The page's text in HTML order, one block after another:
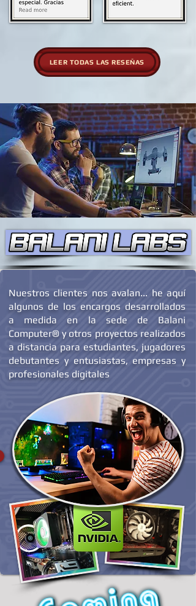
Nuestros clientes nos avalan... he aquí
algunos de los encargos desarrollados
a medida en la sede de Balani
Computer® y otros proyectos realizados
a distancia para estudiantes, jugadores
debutantes y entusiastas, empresas y
profesionales digitales